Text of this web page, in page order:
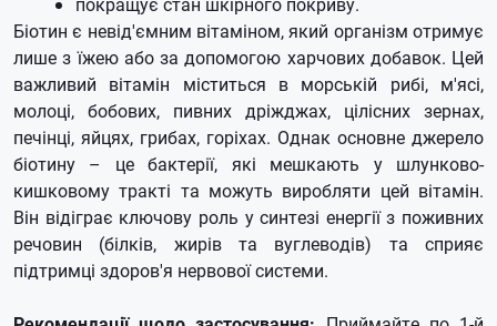
Біотин є невід'ємним вітаміном, який організм отримує
лише з їжею або за допомогою харчових добавок. Цей
важливий вітамін міститься в морській рибі, м'ясі,
молоці, бобових, пивних дріжджах, цілісних зернах,
печінці, яйцях, грибах, горіхах. Однак основне джерело
біотину – це бактерії, які мешкають у шлунково-
кишковому тракті та можуть виробляти цей вітамін.
Він відіграє ключову роль у синтезі енергії з поживних
речовин (білків, жирів та вуглеводів) та сприяє
підтримці здоров'я нервової системи.